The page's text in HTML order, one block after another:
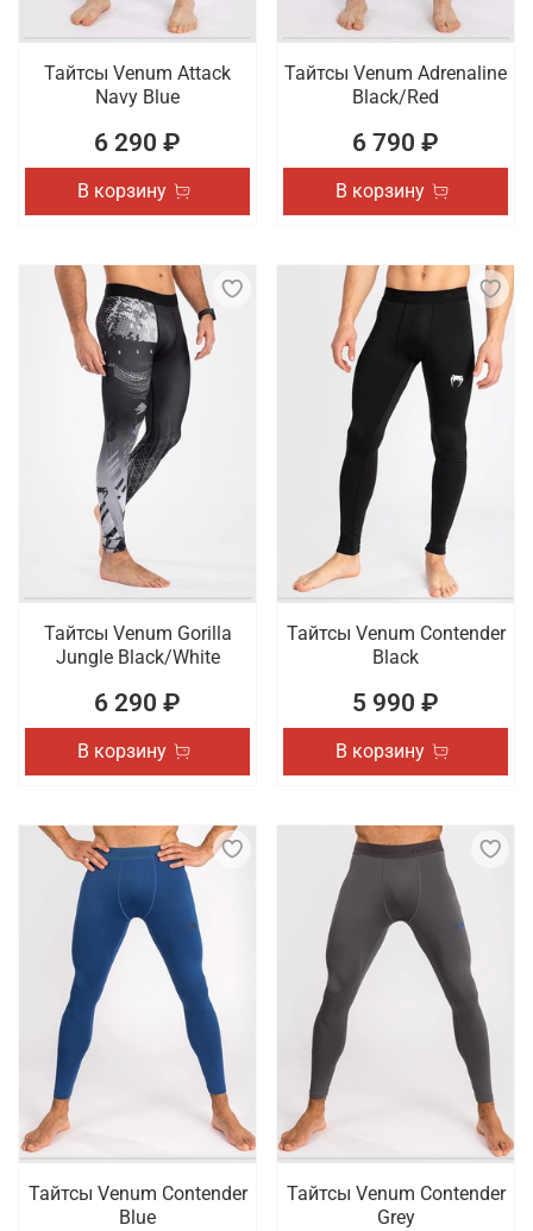
Тайтсы Venum Attack
Navy Blue
6 290 ₽
В корзину
Тайтсы Venum Adrenaline
Black/Red
6 790 ₽
В корзину
Тайтсы Venum Gorilla
Jungle Black/White
6 290 ₽
В корзину
Тайтсы Venum Contender
Black
5 990 ₽
В корзину
Тайтсы Venum Contender
Blue
Тайтсы Venum Contender
Grey